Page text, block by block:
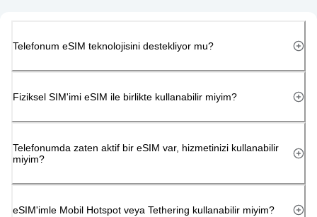
Telefonum eSIM teknolojisini destekliyor mu?
Fiziksel SIM'imi eSIM ile birlikte kullanabilir miyim?
Telefonumda zaten aktif bir eSIM var, hizmetinizi kullanabilir
miyim?
eSIM'imle Mobil Hotspot veya Tethering kullanabilir miyim?